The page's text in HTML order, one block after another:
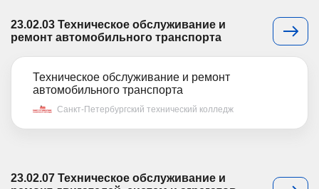
23.02.03 Техническое обслуживание и
ремонт автомобильного транспорта
Техническое обслуживание и ремонт
автомобильного транспорта
Санкт-Петербургский технический колледж
23.02.07 Техническое обслуживание и